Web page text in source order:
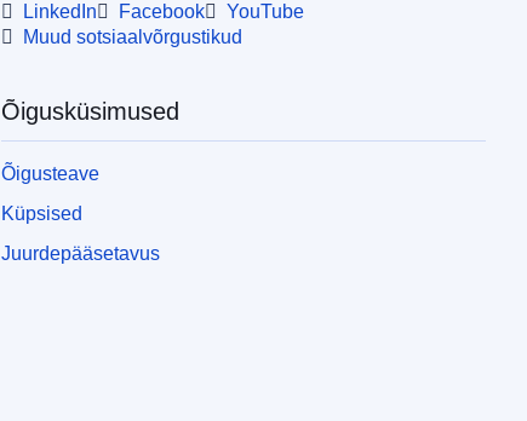
LinkedIn Facebook
YouTube
Muud sotsiaalvõrgustikud
Õigusküsimused
Õigusteave
Küpsised
Juurdepääsetavus